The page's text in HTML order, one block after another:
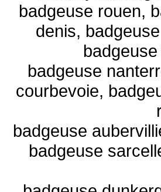
badgeuse rouen,
denis,
badgeuse
courbevoie,
badgeuse
badgeuse